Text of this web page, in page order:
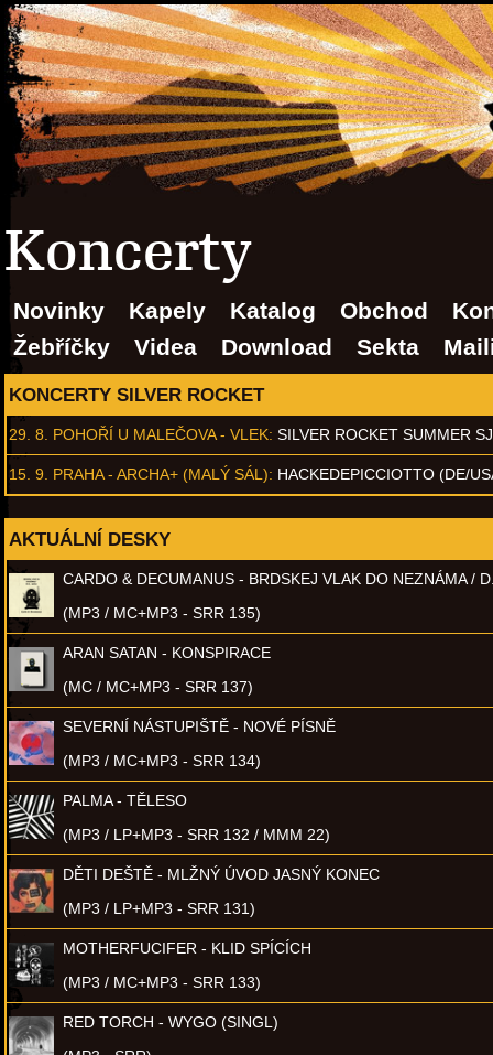
Koncerty
Novinky Kapely Katalog Obchod
Žebříčky
Videa Download Sekta
KONCERTY SILVER ROCKET
29. 8. POHOŘÍ U MALEČOVA - VLEK: SILVER ROCKET SUMMER
15. 9. PRAHA - ARCHA+ (MALÝ SÁL): HACKEDEPICCIOTTO (DE/
AKTUÁLNÍ DESKY
CARDO & DECUMANUS - BRDSKEJ VLAK DO NEZNÁMA /
(MP3 / MC+MP3 - SRR 135)
ARAN SATAN - KONSPIRACE
(MC / MC+MP3 - SRR 137)
SEVERNÍ NÁSTUPIŠTĚ - NOVÉ PÍSNĚ
(MP3 / MC+MP3 - SRR 134)
PALMA - TĚLESO
(MP3 / LP+MP3 - SRR 132 / MMM 22)
DĚTI DEŠTĚ - MLŽNÝ ÚVOD JASNÝ KONEC
(MP3 / LP+MP3 - SRR 131)
MOTHERFUCIFER - KLID SPÍCÍCH
(MP3 / MC+MP3 - SRR 133)
RED TORCH - WYGO (SINGL)